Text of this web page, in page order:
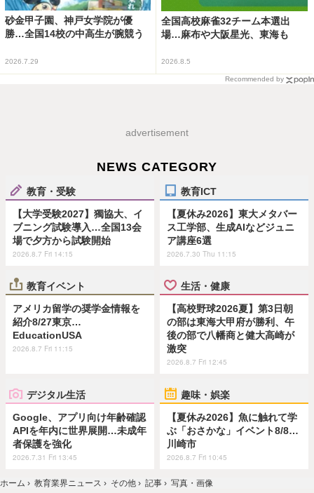
砂金甲子園、神戸女学院が優
勝…全国14校の中高生が腕競う
2026.7.29
全国高校麻雀32チーム本選出
場…麻布や大阪星光、東海も
2026.8.5
Recommended by
advertisement
NEWS CATEGORY
教育・受験
【大学受験2027】獨協大、イ
ブニング試験導入…全国13会
場で夕方から試験開始
2026.8.7 Fri 14:15
教育ICT
【夏休み2026】東大メタバー
ス工学部、生成AIなどジュニ
ア講座6選
2026.7.30 Thu 11:15
教育イベント
アメリカ留学の奨学金情報を
紹介8/27東京…
EducationUSA
2026.8.7 Fri 11:15
生活・健康
【高校野球2026夏】第3日朝
の部は東海大甲府が勝利、午
後の部で八幡商と健大高崎が
激突
2026.8.7 Fri 12:45
デジタル生活
Google、アプリ向け年齢確認
APIを年内に世界展開…未成年
者保護を強化
2026.7.31 Fri 13:45
趣味・娯楽
【夏休み2026】魚に触れて学
ぶ「おさかな」イベント8/8…
川崎市
2026.8.7 Fri 10:45
ホーム › 教育業界ニュース › その他 › 記事 › 写真・画像